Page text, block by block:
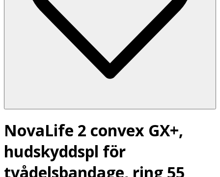
NovaLife 2 convex GX+,
hudskyddspl för
tvådelsbandage, ring 55